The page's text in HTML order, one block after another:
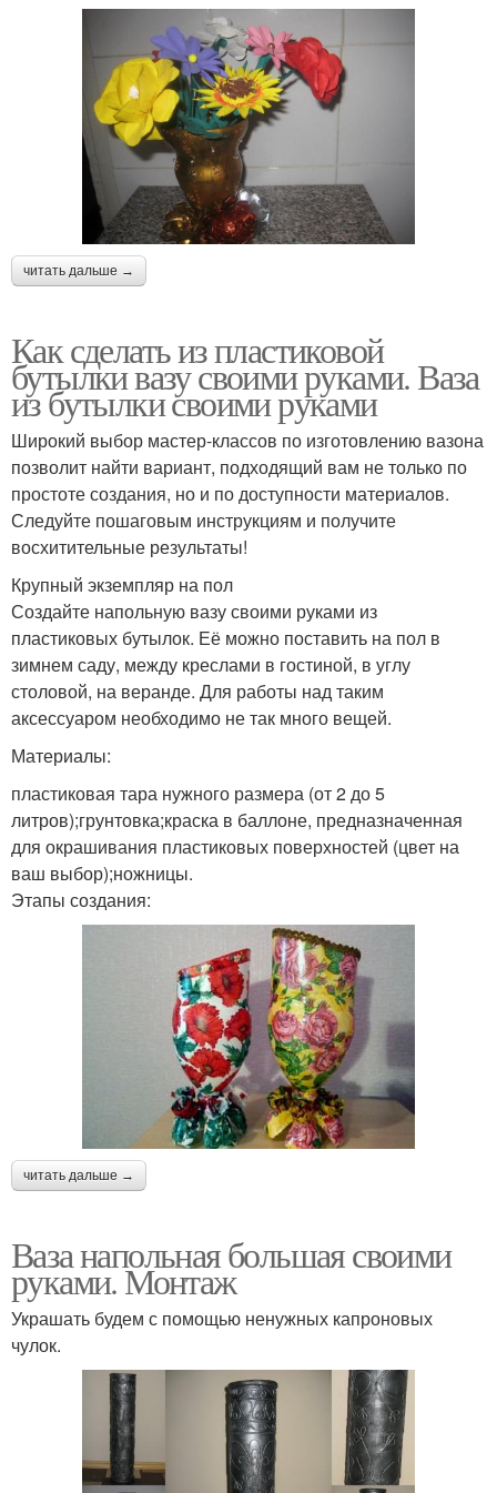
читать дальше →
Как сделать из пластиковой
бутылки вазу своими руками. Ваза
из бутылки своими руками
Широкий выбор мастер-классов по изготовлению вазона
позволит найти вариант, подходящий вам не только по
простоте создания, но и по доступности материалов.
Следуйте пошаговым инструкциям и получите
восхитительные результаты!
Крупный экземпляр на пол
Создайте напольную вазу своими руками из
пластиковых бутылок. Её можно поставить на пол в
зимнем саду, между креслами в гостиной, в углу
столовой, на веранде. Для работы над таким
аксессуаром необходимо не так много вещей.
Материалы:
пластиковая тара нужного размера (от 2 до 5
литров);грунтовка;краска в баллоне, предназначенная
для окрашивания пластиковых поверхностей (цвет на
ваш выбор);ножницы.
Этапы создания:
читать дальше →
Ваза напольная большая своими
руками. Монтаж
Украшать будем с помощью ненужных капроновых
чулок.